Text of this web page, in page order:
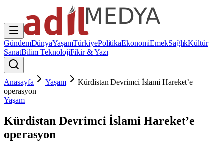
GündemDünyaYaşamTürkiyePolitikaEkonomiEmekSağlıkKültür
SanatBilim TeknolojiFikir & Yazı
Anasayfa Yaşam
Kürdistan Devrimci İslami Hareket’e
operasyon
Yaşam
Kürdistan Devrimci İslami Hareket’e
operasyon